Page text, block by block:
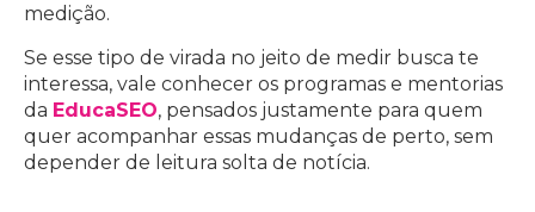
medição.
Se esse tipo de virada no jeito de medir busca te
interessa, vale conhecer os programas e mentorias
da EducaSEO, pensados justamente para quem
quer acompanhar essas mudanças de perto, sem
depender de leitura solta de notícia.